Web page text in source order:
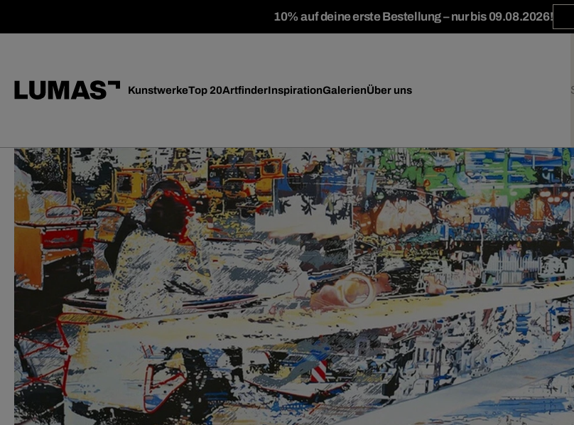
10% auf deine erste Bestellung – nur bis 09.08.2026!
KunstwerkeTop 20ArtfinderInspirationGalerienÜber uns